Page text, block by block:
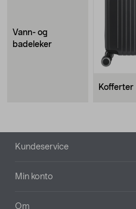
Vann- og
badeleker
Kofferter
Bunntekst
Kundeservice
Min konto
Om